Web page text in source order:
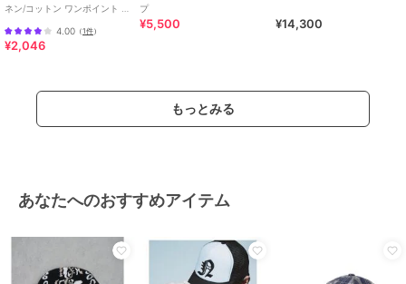
ネン/コットン ワンポイント ピ
4.00 （1件）
¥2,046
プ
¥5,500 ¥14,300
もっとみる
あなたへのおすすめアイテム